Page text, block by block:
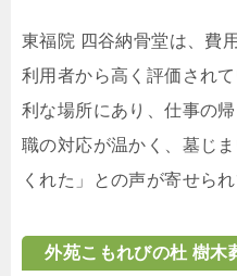
東福院 四谷納骨堂は、費
利用者から高く評価され
利な場所にあり、仕事の
職の対応が温かく、墓じ
くれた」との声が寄せられ
外苑こもれびの杜 樹木